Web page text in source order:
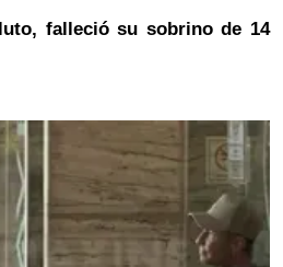
falleció su sobrino de 14